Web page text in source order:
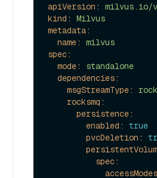
apiVersion:
milvus.io/
kind:
Milvus
metadata:
name:
milvus
spec:
mode:
standalone
dependencies:
msgStreamType:
rocksmq:
persistence:
enabled:
true
pvcDeletion:
spec: